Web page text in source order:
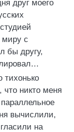
друг моего
миру с
бы другу,
тихонько
никто меня
вычислили,
на